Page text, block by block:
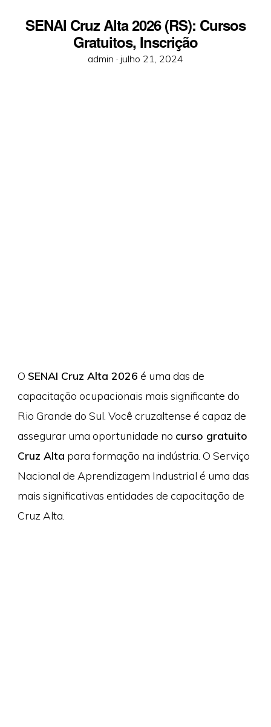
SENAI Cruz Alta 2026 (RS): Cursos
Gratuitos, Inscrição
admin · Posted
julho 21, 2024
O SENAI Cruz Alta 2026 é uma das de
capacitação ocupacionais mais significante do
Rio Grande do Sul. Você cruzaltense é capaz de
assegurar uma oportunidade no curso gratuito
Cruz Alta para formação na indústria. O Serviço
Nacional de Aprendizagem Industrial é uma das
mais significativas entidades de capacitação de
Cruz Alta.